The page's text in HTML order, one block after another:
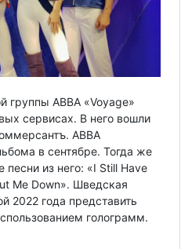
группы ABBA «Voyage»
сервисах. В него вошли
ABBA
в сентябре. Тогда же
песни из него: «I Still Have
Me Down». Шведская
2022 года представить
голограмм.